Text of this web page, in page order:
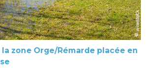
la zone Orge/Rémarde placée en